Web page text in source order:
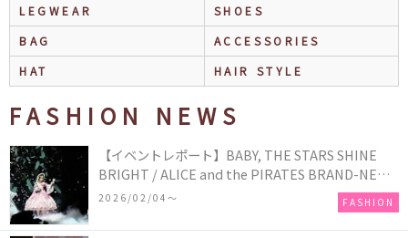
LEGWEAR
SHOES
BAG
ACCESSORIES
HAT
HAIR STYLE
FASHION NEWS
【イベントレポート】BABY, THE STARS SHINE
BRIGHT / ALICE and the PIRATES BRAND-NEW
COLLECTION in TOKYO
2026/02/04〜 FASHION